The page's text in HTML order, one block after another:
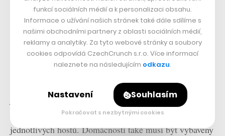
Mezi podmínky přijetí do programu patří například
častější uklízení včetně dezinfikování prostor, používání
jednorázových čistících prostředků, společenský odstup
a minimálně 72hodinové rozestupy mezi ubytováním
jednotlivých hostů. Domácnosti také musí být vybaveny
funkcí sociálních médií a k personalizaci obsahu.
Informace o užívání našich stránek také dále sdílíme s
našimi obchodními partnery z oblasti sociálních médií,
reklamy a analytiky. Za tyto webové stránky a soubory
cookies odpovídá CzechCrunch s.r.o. Více informací
naleznete na následujícím odkazu.
Nastavení Souhlasím
Pokračovat s nezbytnými cookies